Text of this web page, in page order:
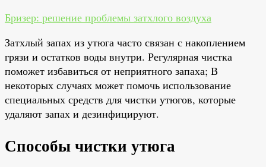
Бризер: решение проблемы затхлого воздуха
Затхлый запах из утюга часто связан с накоплением
грязи и остатков воды внутри. Регулярная чистка
поможет избавиться от неприятного запаха; В
некоторых случаях может помочь использование
специальных средств для чистки утюгов, которые
удаляют запах и дезинфицируют.
Способы чистки утюга